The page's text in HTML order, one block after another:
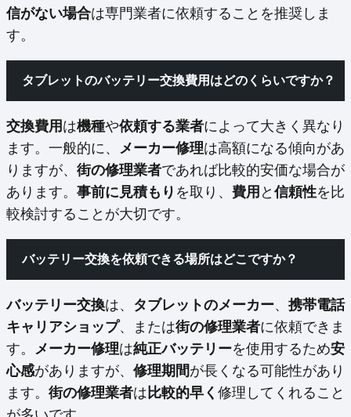
信がない場合は専門業者に依頼することを推奨しま
す。
タブレットのバッテリー交換費用はどのくらいですか？
交換費用 は機種や依頼する業者によって大きく異なり
ます。一般的に、 メーカー修理は高額になる傾向があ
りますが、 街の修理業者であれば比較的安価な場合が
あります。 事前に見積もり を取り、 費用 と 信頼性を比
較検討することが大切です。
バッテリー交換を依頼できる場所はどこですか？
バッテリー交換は、 タブレットのメーカー、 携帯電話
キャリアショップ、または街の修理業者に依頼できま
す。 メーカー修理は純正バッテリーを使用するため安
心感がありますが、 修理期間が長くなる可能性があり
ます。 街の修理業者は 比較的早く 修理してくれること